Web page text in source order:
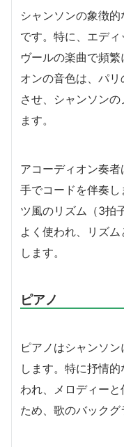
シャンソンの象徴
です。特に、エデ
ヴールの楽曲で頻
オンの音色は、パ
させ、シャンソン
ます。
アコーディオン奏
手でコードを伴奏
ツ風のリズム（3拍
よく使われ、リズ
します。
ピアノ
ピアノはシャンソ
します。特に抒情
われ、メロディー
ため、歌のバックグ